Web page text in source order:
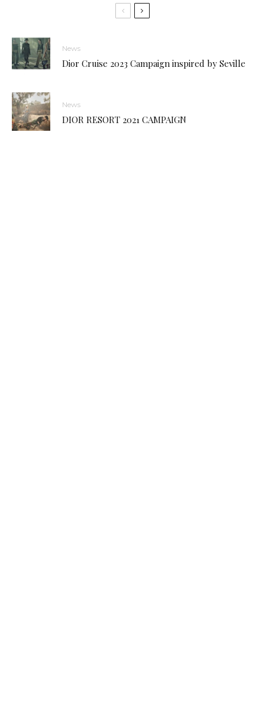
News
Dior Cruise 2023 Campaign inspired by Seville
News
DIOR RESORT 2021 CAMPAIGN